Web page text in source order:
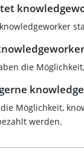
die
Möglichkeit,
werden.